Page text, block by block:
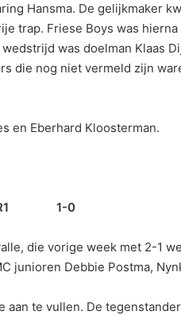
Hansma. De gelijkmaker
trap. Friese Boys was
was doelman Klaas
die nog niet vermeld zijn
en Eberhard Kloosterman.
VR1 1-0
die vorige week met 2-1
junioren Debbie Postma,
aan te vullen. De